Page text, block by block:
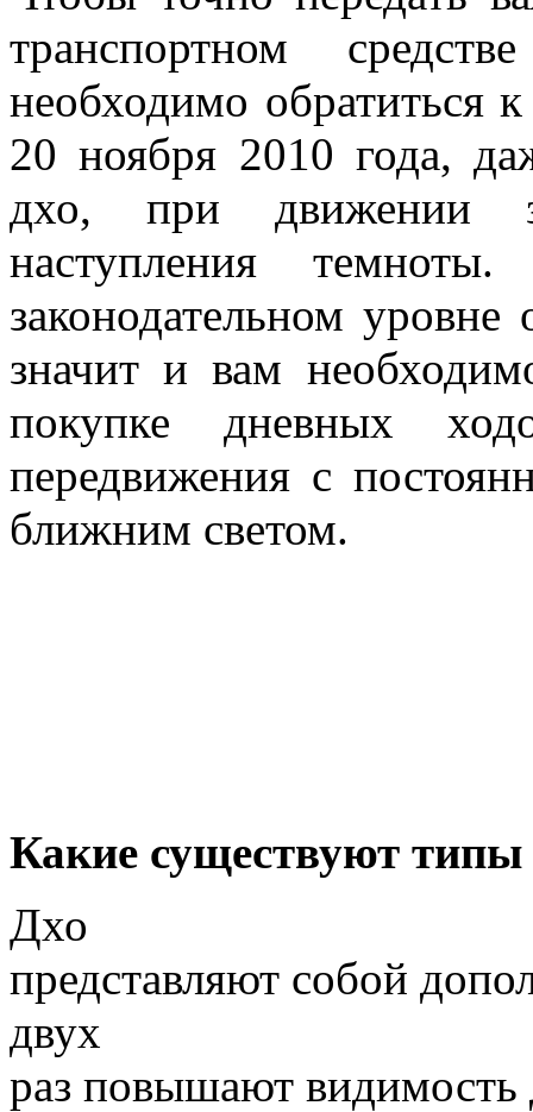
транспортном
необходимо
20 ноября 2010 года,
дхо, при движении
наступления
законодательном
значит и вам
покупке дневных
передвижения с
ближним светом.
Какие существуют
Дхо
представляют собой
двух
раз повышают видимость